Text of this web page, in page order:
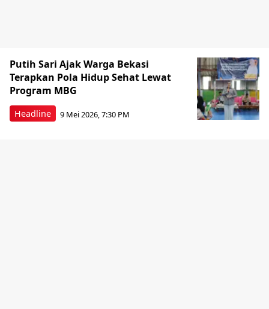
Headline
Putih Sari Ajak Warga Bekasi
Terapkan Pola Hidup Sehat Lewat
Program MBG
9 Mei 2026, 7:30 PM